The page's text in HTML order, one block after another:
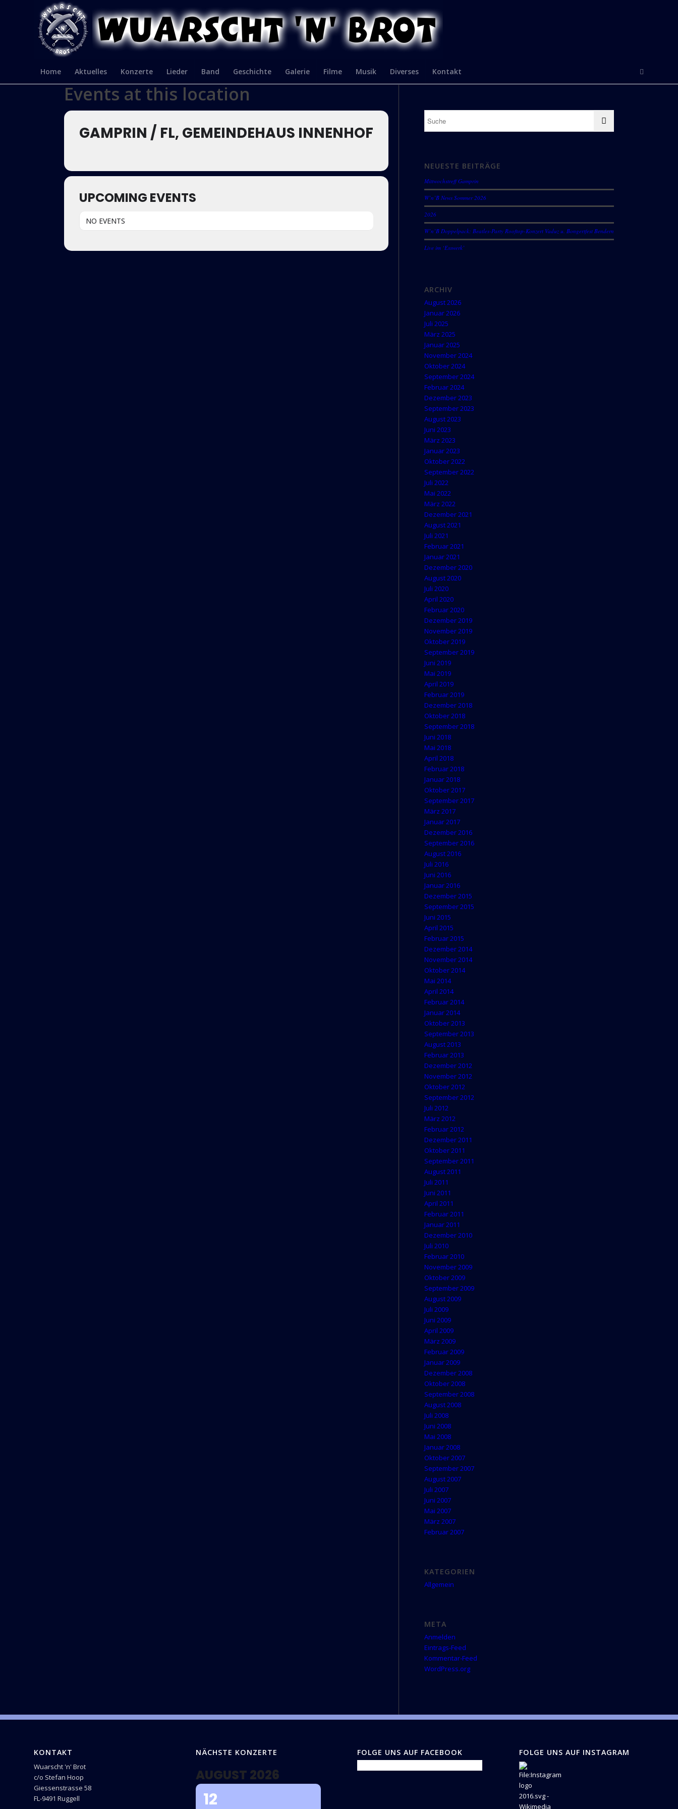
Home Aktuelles Konzerte Lieder Band Geschichte Galerie Filme Musik Diverses Kontakt
Events at this location
GAMPRIN / FL, GEMEINDEHAUS INNENHOF
UPCOMING EVENTS
NO EVENTS
NEUESTE BEITRÄGE
Mittwochstreff Gamprin
W’n’B News Sommer 2026
2026
W’n’B Doppelpack: Beatles-Party Rooftop-Konzert Vaduz u. Bongertfest Bendern
Live im ‘Esswerk’
ARCHIV
August 2026
Januar 2026
Juli 2025
März 2025
Januar 2025
November 2024
Oktober 2024
September 2024
Februar 2024
Dezember 2023
September 2023
August 2023
Juni 2023
März 2023
Januar 2023
Oktober 2022
September 2022
Juli 2022
Mai 2022
März 2022
Dezember 2021
August 2021
Juli 2021
Februar 2021
Januar 2021
Dezember 2020
August 2020
Juli 2020
April 2020
Februar 2020
Dezember 2019
November 2019
Oktober 2019
September 2019
Juni 2019
Mai 2019
April 2019
Februar 2019
Dezember 2018
Oktober 2018
September 2018
Juni 2018
Mai 2018
April 2018
Februar 2018
Januar 2018
Oktober 2017
September 2017
März 2017
Januar 2017
Dezember 2016
September 2016
August 2016
Juli 2016
Juni 2016
Januar 2016
Dezember 2015
September 2015
Juni 2015
April 2015
Februar 2015
Dezember 2014
November 2014
Oktober 2014
Mai 2014
April 2014
Februar 2014
Januar 2014
Oktober 2013
September 2013
August 2013
Februar 2013
Dezember 2012
November 2012
Oktober 2012
September 2012
Juli 2012
März 2012
Februar 2012
Dezember 2011
Oktober 2011
September 2011
August 2011
Juli 2011
Juni 2011
April 2011
Februar 2011
Januar 2011
Dezember 2010
Juli 2010
Februar 2010
November 2009
Oktober 2009
September 2009
August 2009
Juli 2009
Juni 2009
April 2009
März 2009
Februar 2009
Januar 2009
Dezember 2008
Oktober 2008
September 2008
August 2008
Juli 2008
Juni 2008
Mai 2008
Januar 2008
Oktober 2007
September 2007
August 2007
Juli 2007
Juni 2007
Mai 2007
März 2007
Februar 2007
KATEGORIEN
Allgemein
META
Anmelden
Eintrags-Feed
Kommentar-Feed
WordPress.org
KONTAKT
Wuarscht 'n' Brot
c/o Stefan Hoop
Giessenstrasse 58
FL-9491 Ruggell
NÄCHSTE KONZERTE
AUGUST 2026
12
FOLGE UNS AUF FACEBOOK FOLGE UNS AUF INSTAGRAM